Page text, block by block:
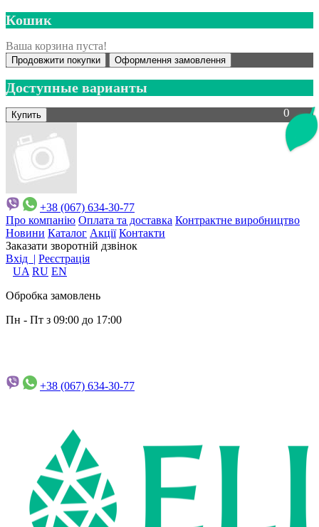
Кошик
Ваша корзина пуста!
Продовжити покупки Оформлення замовлення
0
Доступные варианты
+38 (067) 634-30-77
Про компанію Оплата та доставка Контрактне виробництво
Новини Каталог Акції Контакти
Заказати зворотній дзвінок
Вхід | Реєстрація
UA RU EN
Обробка замовлень
Пн - Пт з 09:00 до 17:00
+38 (067) 634-30-77